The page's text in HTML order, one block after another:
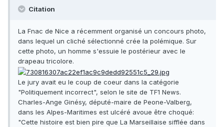
Citation
La Fnac de Nice a récemment organisé un concours photo,
dans lequel un cliché sélectionné crée la polémique. Sur
cette photo, un homme s'essuie le postérieur avec le
drapeau tricolore.
Le jury avait eu le coup de coeur dans la catégorie
"Politiquement incorrect", selon le site de TF1 News.
Charles-Ange Ginésy, député-maire de Peone-Valberg,
dans les Alpes-Maritimes est ulcéré avoue être choqué:
"Cette histoire est bien pire que La Marseillaise sifflée dans